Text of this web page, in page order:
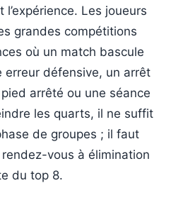
Les joueurs
grandes compétitions
où un match bascule
erreur défensive, un arrêt
arrêté ou une séance
les quarts, il ne suffit
de groupes ; il faut
vous à élimination
du top 8.